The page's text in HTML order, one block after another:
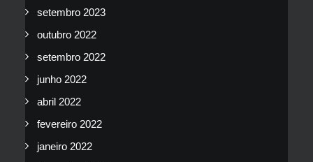
setembro 2023
outubro 2022
setembro 2022
junho 2022
abril 2022
fevereiro 2022
janeiro 2022